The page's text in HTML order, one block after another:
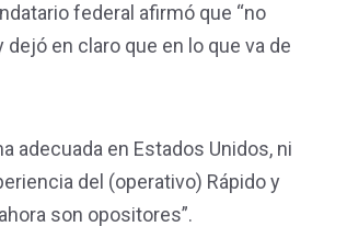
federal afirmó que “no
en claro que en lo que va de
adecuada en Estados Unidos, ni
del (operativo) Rápido y
son opositores”.